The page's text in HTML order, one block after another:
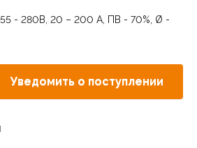
- 280В, 20 – 200 А, ПВ - 70%, Ø -
Уведомить о поступлении